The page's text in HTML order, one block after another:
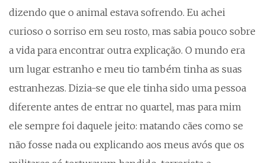
dizendo que o animal estava sofrendo. Eu achei
curioso o sorriso em seu rosto, mas sabia pouco sobre
a vida para encontrar outra explicação. O mundo era
um lugar estranho e meu tio também tinha as suas
estranhezas. Dizia-se que ele tinha sido uma pessoa
diferente antes de entrar no quartel, mas para mim
ele sempre foi daquele jeito: matando cães como se
não fosse nada ou explicando aos meus avós que os